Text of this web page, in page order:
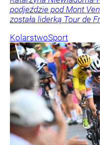
podjeździe pod Mont
została liderką Tour de
KolarstwoSport